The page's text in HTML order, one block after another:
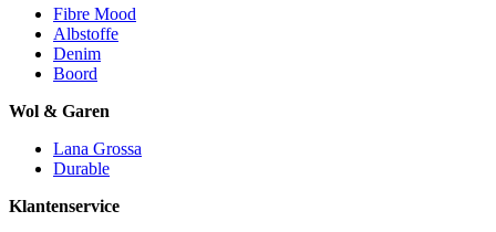
Fibre Mood
Albstoffe
Denim
Boord
Wol & Garen
Lana Grossa
Durable
Klantenservice